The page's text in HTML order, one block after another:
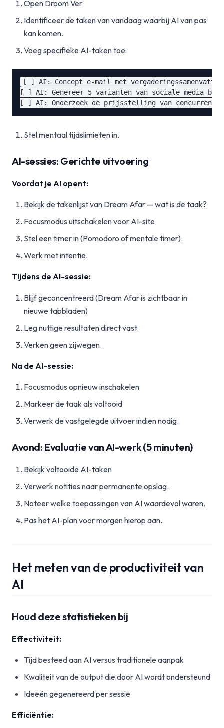
Open Droom Ver
Identificeer de taken van vandaag waarbij AI van pas
kan komen.
Voeg specifieke AI-taken toe:
[ ] AI: Concept e-mail met
[ ] AI: Genereer 5 varianten van sociale media-
Stel mentaal tijdslimieten in.
AI-sessies: Gerichte uitvoering
Voordat je AI opent:
Bekijk de takenlijst van Dream Afar — wat is de taak?
Focusmodus uitschakelen voor AI-site
Stel een timer in (Pomodoro of mentale timer).
Werk met intentie.
Tijdens de AI-sessie:
Blijf geconcentreerd (Dream Afar is zichtbaar in
nieuwe tabbladen)
Leg nuttige resultaten direct vast.
Verken geen zijwegen.
Na de AI-sessie:
Focusmodus opnieuw inschakelen
Markeer de taak als voltooid
Verwerk de vastgelegde uitvoer indien nodig.
Avond: Evaluatie van AI-werk (5 minuten)
Bekijk voltooide AI-taken
Verwerk notities naar permanente opslag.
Noteer welke toepassingen van AI waardevol waren.
Pas het AI-plan voor morgen hierop aan.
Het meten van de productiviteit van
AI
Houd deze statistieken bij
Effectiviteit:
Tijd besteed aan AI versus traditionele aanpak
Kwaliteit van de output die door AI wordt ondersteund
Ideeën gegenereerd per sessie
Efficiëntie: